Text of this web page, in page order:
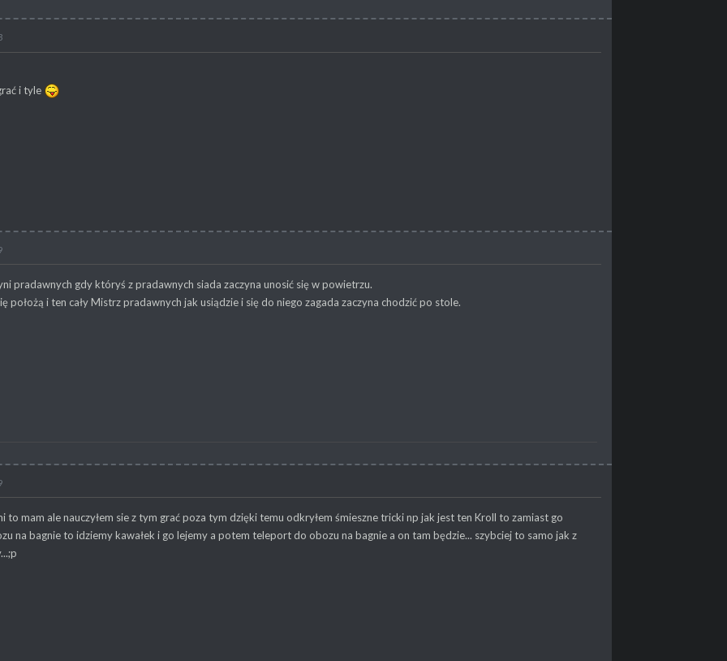
i tyle
pradawnych gdy któryś z pradawnych siada zaczyna unosić się w powietrzu.
położą i ten cały Mistrz pradawnych jak usiądzie i się do niego zagada zaczyna chodzić po stole.
to mam ale nauczyłem sie z tym grać poza tym dzięki temu odkryłem śmieszne tricki np jak jest ten Kroll to zamiast go
na bagnie to idziemy kawałek i go lejemy a potem teleport do obozu na bagnie a on tam będzie... szybciej to samo jak z